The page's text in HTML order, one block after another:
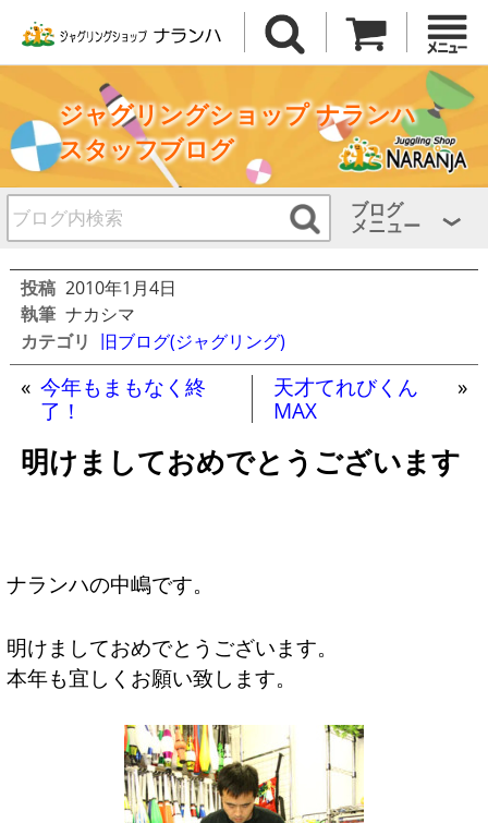
ジャグリングショップ ナランハ
スタッフブログ
ブログ
メニュー
投稿 2010年1月4日
執筆 ナカシマ
カテゴリ 旧ブログ(ジャグリング)
« 今年もまもなく終
了！
天才てれびくん
MAX
»
明けましておめでとうございます
ナランハの中嶋です。
明けましておめでとうございます。
本年も宜しくお願い致します。